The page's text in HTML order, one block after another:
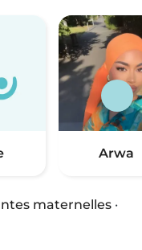
Arwa
maternelles ·